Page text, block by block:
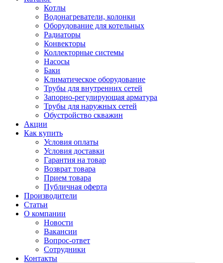
Котлы
Водонагреватели, колонки
Оборудование для котельных
Радиаторы
Конвекторы
Коллекторные системы
Насосы
Баки
Климатическое оборудование
Трубы для внутренних сетей
Запорно-регулирующая арматура
Трубы для наружных сетей
Обустройство скважин
Акции
Как купить
Условия оплаты
Условия доставки
Гарантия на товар
Возврат товара
Прием товара
Публичная оферта
Производители
Статьи
О компании
Новости
Вакансии
Вопрос-ответ
Сотрудники
Контакты